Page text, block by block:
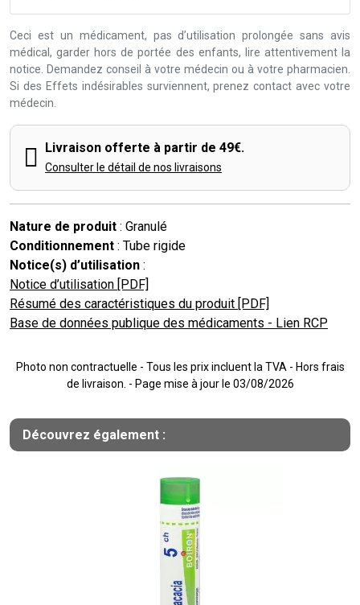
Ceci est un médicament, pas d’utilisation prolongée sans avis
médical, garder hors de portée des enfants, lire attentivement la
notice. Demandez conseil à votre médecin ou à votre pharmacien.
Si des Effets indésirables surviennent, prenez contact avec votre
médecin.
Livraison offerte à partir de 49€.
Consulter le détail de nos livraisons
Nature de produit : Granulé
Conditionnement : Tube rigide
Notice(s) d’utilisation :
Notice d’utilisation [PDF]
Résumé des caractéristiques du produit [PDF]
Base de données publique des médicaments - Lien RCP
Photo non contractuelle - Tous les prix incluent la TVA - Hors frais
de livraison. - Page mise à jour le 03/08/2026
Découvrez également :